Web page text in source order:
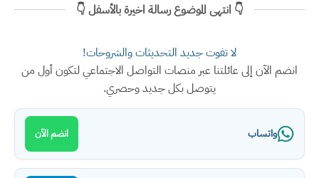
👇 انتهى الموضوع رسالة اخيرة بالأسفل 👇
لا تفوت جديد التحديثات والشروحات!
انضم الآن إلى عائلتنا عبر منصات التواصل الاجتماعي لتكون أول من
يتوصل بكل جديد وحصري.
واتساب انضم الآن